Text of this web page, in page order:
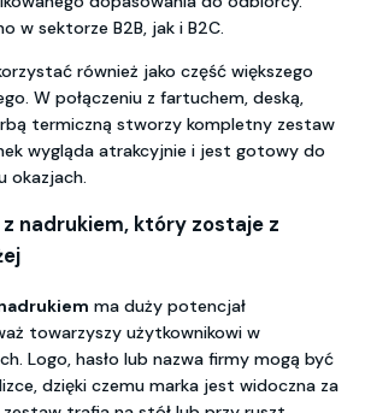
w sektorze B2B, jak i B2C.
również jako część większego
W połączeniu z fartuchem, deską,
termiczną stworzy kompletny zestaw
wygląda atrakcyjnie i jest gotowy do
okazjach.
nadrukiem, który zostaje z
ma duży potencjał
towarzyszy użytkownikowi w
Logo, hasło lub nazwa firmy mogą być
dzięki czemu marka jest widoczna za